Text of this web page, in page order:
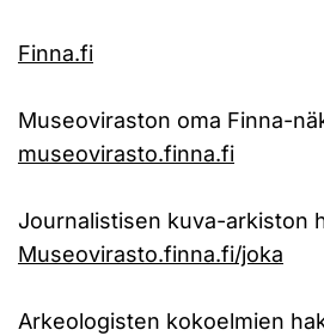
Finna.fi
Museoviraston oma Finna-
museovirasto.finna.fi
Journalistisen kuva-arkiston
Museovirasto.finna.fi/joka
Arkeologisten kokoelmien